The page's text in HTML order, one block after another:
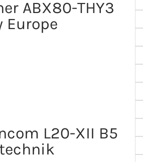
ABX80-THY3
Europe
L20-XII B5